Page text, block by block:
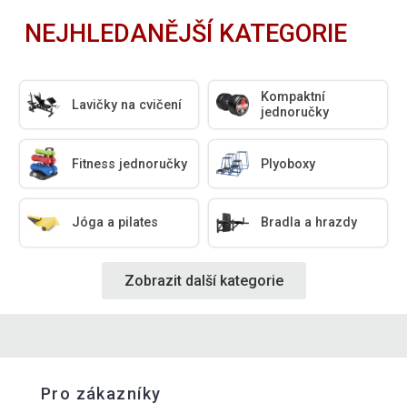
NEJHLEDANĚJŠÍ KATEGORIE
Lavičky na cvičení
Kompaktní
jednoručky
Fitness jednoručky Plyoboxy
Jóga a pilates Bradla a hrazdy
Zobrazit další kategorie
Pro zákazníky